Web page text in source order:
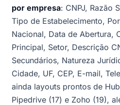
por empresa: CNPJ, Razão
Tipo de Estabelecimento,
Nacional, Data de Abertura,
Principal, Setor, Descrição
Secundários, Natureza
Cidade, UF, CEP, E-mail,
ainda layouts prontos de
Pipedrive (17) e Zoho (19),